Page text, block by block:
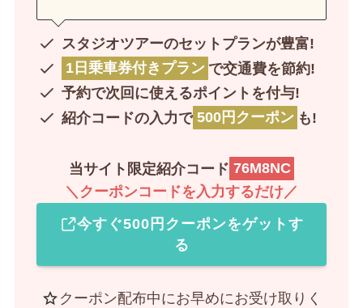
スタジオツアーのセットプランが豊富!
1日乗車券付きプラン で交通費を節約!
予約で次回に使えるポイントを付与!
紹介コードの入力で 500円クーポン も!
当サイト限定紹介コード 76M8NC
＼クーポンコードを入力するだけ／
今すぐ500円クーポンをゲットす
る
クーポン配布中にお早めにお受け取りく